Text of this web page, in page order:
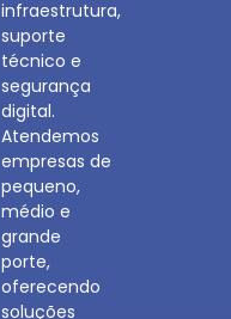
infraestrutura,
suporte
técnico e
segurança
digital.
Atendemos
empresas de
pequeno,
médio e
grande
porte,
oferecendo
soluções